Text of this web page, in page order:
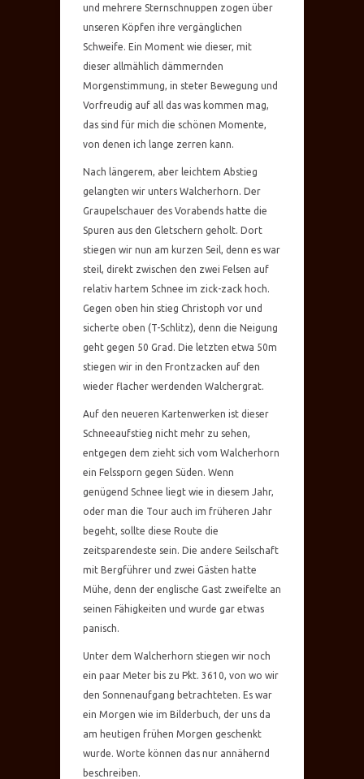
und mehrere Sternschnuppen zogen über
unseren Köpfen ihre vergänglichen
Schweife. Ein Moment wie dieser, mit
dieser allmählich dämmernden
Morgenstimmung, in steter Bewegung und
Vorfreudig auf all das was kommen mag,
das sind für mich die schönen Momente,
von denen ich lange zerren kann.
Nach längerem, aber leichtem Abstieg
gelangten wir unters Walcherhorn. Der
Graupelschauer des Vorabends hatte die
Spuren aus den Gletschern geholt. Dort
stiegen wir nun am kurzen Seil, denn es war
steil, direkt zwischen den zwei Felsen auf
relativ hartem Schnee im zick-zack hoch.
Gegen oben hin stieg Christoph vor und
sicherte oben (T-Schlitz), denn die Neigung
geht gegen 50 Grad. Die letzten etwa 50m
stiegen wir in den Frontzacken auf den
wieder flacher werdenden Walchergrat.
Auf den neueren Kartenwerken ist dieser
Schneeaufstieg nicht mehr zu sehen,
entgegen dem zieht sich vom Walcherhorn
ein Felssporn gegen Süden. Wenn
genügend Schnee liegt wie in diesem Jahr,
oder man die Tour auch im früheren Jahr
begeht, sollte diese Route die
zeitsparendeste sein. Die andere Seilschaft
mit Bergführer und zwei Gästen hatte
Mühe, denn der englische Gast zweifelte an
seinen Fähigkeiten und wurde gar etwas
panisch.
Unter dem Walcherhorn stiegen wir noch
ein paar Meter bis zu Pkt. 3610, von wo wir
den Sonnenaufgang betrachteten. Es war
ein Morgen wie im Bilderbuch, der uns da
am heutigen frühen Morgen geschenkt
wurde. Worte können das nur annähernd
beschreiben.